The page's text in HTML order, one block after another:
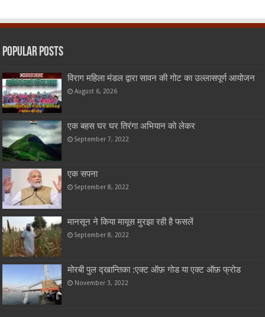
Popular Posts
विराग महिला मंडल द्वारा सावन की गोट का उल्लासपूर्ण आयोजन
August 6, 2026
एक बहस घर घर तिरंगा अभियान को लेकर
September 7, 2022
एक सपना
September 8, 2022
मानसून ने किया मायूस मुरझा रही है फसलें
September 8, 2022
मोरबी पुल द्खान्तिका :एक्ट ऑफ़ गोड या एक्ट ऑफ़ फ्रोड
November 3, 2022